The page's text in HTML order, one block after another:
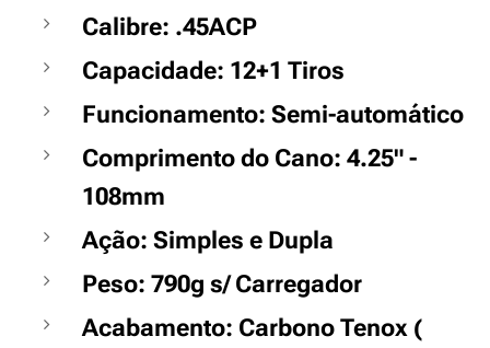
Calibre: .45ACP
Capacidade: 12+1 Tiros
Funcionamento: Semi-automático
Comprimento do Cano: 4.25" -
108mm
Ação: Simples e Dupla
Peso: 790g s/ Carregador
Acabamento: Carbono Tenox (